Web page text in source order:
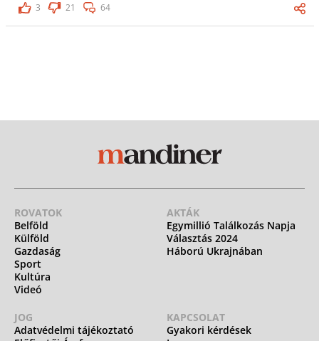
3
21 64
ROVATOK
Belföld
Külföld
Gazdaság
Sport
Kultúra
Videó
AKTÁK
Egymillió Találkozás Napja
Választás 2024
Háború Ukrajnában
JOG
Adatvédelmi tájékoztató
KAPCSOLAT
Gyakori kérdések